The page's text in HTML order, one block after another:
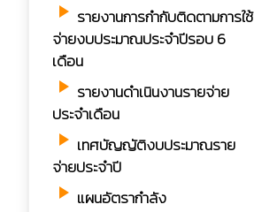
play_arrow รายงานการกํากับติดตามการใช้
จ่ายงบประมาณประจำปีรอบ 6
เดือน
play_arrow รายงานดำเนินงานรายจ่าย
ประจำเดือน
play_arrow เทศบัญญัติงบประมาณราย
จ่ายประจำปี
play_arrow แผนอัตรากำลัง